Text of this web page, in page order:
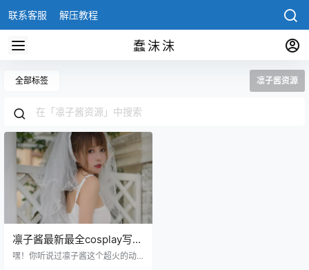
联系客服 解压教程
蠢沫沫
全部标签 凛子酱资源
凛子酱最新最全cosplay写真
图片合集资源
嘿！你听说过凛子酱这个超火的动